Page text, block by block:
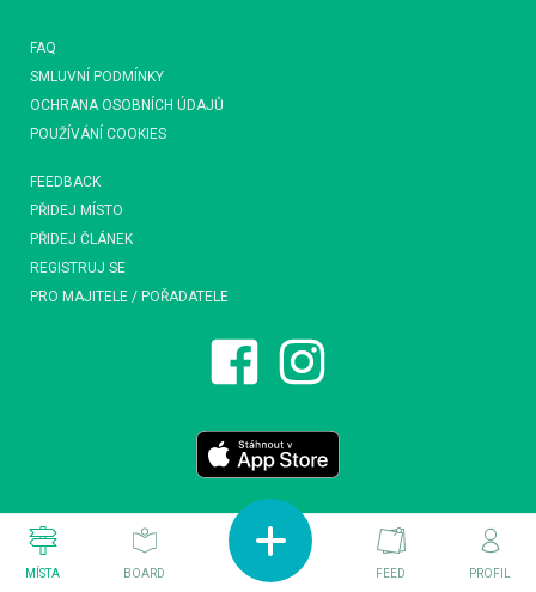
FAQ
SMLUVNÍ PODMÍNKY
OCHRANA OSOBNÍCH ÚDAJŮ
POUŽÍVÁNÍ COOKIES
FEEDBACK
PŘIDEJ MÍSTO
PŘIDEJ ČLÁNEK
REGISTRUJ SE
PRO MAJITELE / POŘADATELE
MÍSTA BOARD FEED PROFIL